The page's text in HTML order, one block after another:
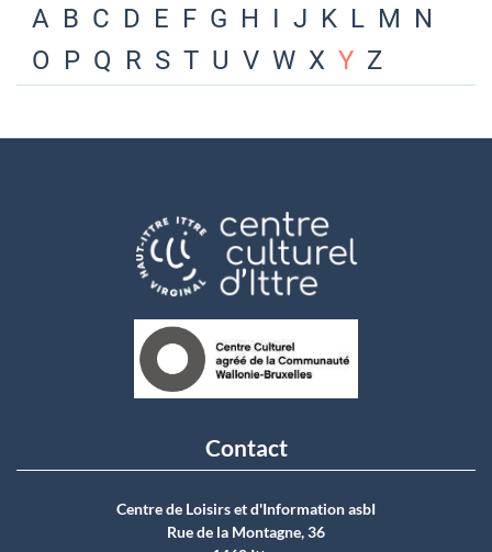
A B C D E F G H I J K L M N
O P Q R S T U V W X Y Z
Contact
Centre de Loisirs et d'Information asbI
Rue de la Montagne, 36